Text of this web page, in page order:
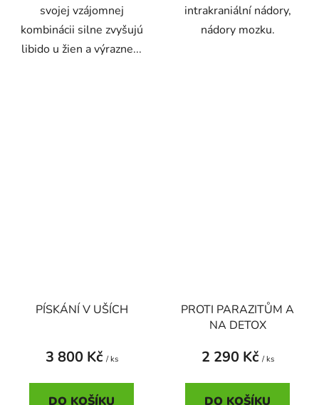
svojej vzájomnej
kombinácii silne zvyšujú
libido u žien a výrazne...
intrakraniální nádory,
nádory mozku.
PÍSKÁNÍ V UŠÍCH
3 800 Kč / ks
DO KOŠÍKU
PROTI PARAZITŮM A
NA DETOX
2 290 Kč / ks
DO KOŠÍKU